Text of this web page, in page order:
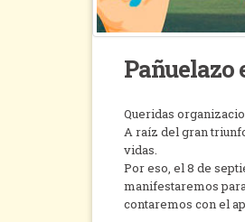
Pañuelazo
Queridas
A raíz del gran
vidas.
Por eso, el 8 de
manifestaremos
contaremos con el